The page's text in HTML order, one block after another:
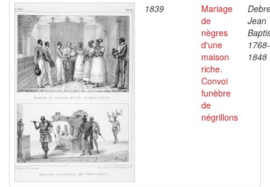
1839
Mariage
de
nègres
d'une
maison
riche.
Convoi
funèbre
de
négrillons
Jean
1768-
1848